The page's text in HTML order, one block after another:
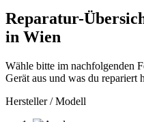
Reparatur-
in Wien
Wähle bitte im nachfolgenden
Gerät aus und was du repariert
Hersteller / Modell